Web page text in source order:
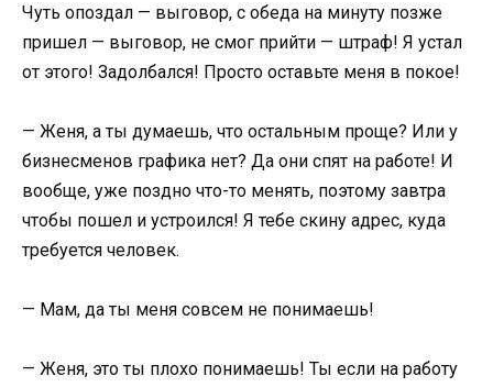
Чуть опоздал — выговор, с обеда на минуту позже
пришел — выговор, не смог прийти — штраф! Я устал
от этого! Задолбался! Просто оставьте меня в покое!
— Женя, а ты думаешь, что остальным проще? Или у
бизнесменов графика нет? Да они спят на работе! И
вообще, уже поздно что-то менять, поэтому завтра
чтобы пошел и устроился! Я тебе скину адрес, куда
требуется человек.
— Мам, да ты меня совсем не понимаешь!
— Женя, это ты плохо понимаешь! Ты если на работу